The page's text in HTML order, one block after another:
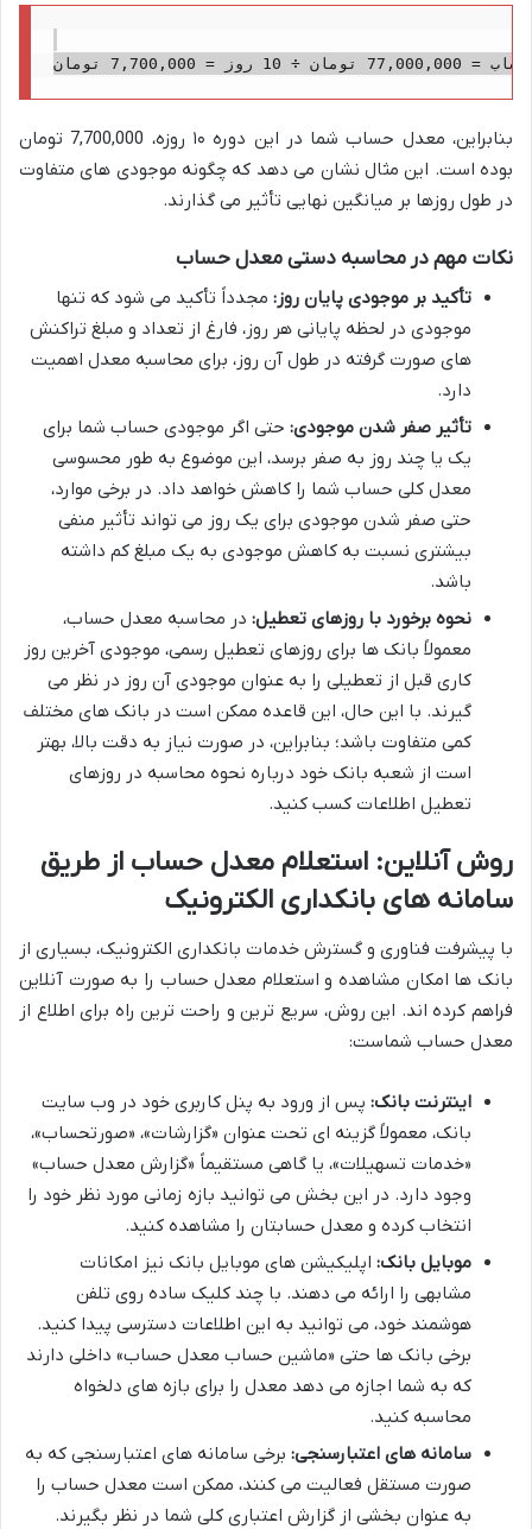
بنابراین، معدل حساب شما در این دوره ۱۰ روزه، 7,700,000 تومان
بوده است. این مثال نشان می دهد که چگونه موجودی های متفاوت
در طول روزها بر میانگین نهایی تأثیر می گذارند.
نکات مهم در محاسبه دستی معدل حساب
تأکید بر موجودی پایان روز: مجدداً تأکید می شود که تنها
موجودی در لحظه پایانی هر روز، فارغ از تعداد و مبلغ تراکنش
های صورت گرفته در طول آن روز، برای محاسبه معدل اهمیت
دارد.
تأثیر صفر شدن موجودی: حتی اگر موجودی حساب شما برای
یک یا چند روز به صفر برسد، این موضوع به طور محسوسی
معدل کلی حساب شما را کاهش خواهد داد. در برخی موارد،
حتی صفر شدن موجودی برای یک روز می تواند تأثیر منفی
بیشتری نسبت به کاهش موجودی به یک مبلغ کم داشته
باشد.
نحوه برخورد با روزهای تعطیل: در محاسبه معدل حساب،
معمولاً بانک ها برای روزهای تعطیل رسمی، موجودی آخرین روز
کاری قبل از تعطیلی را به عنوان موجودی آن روز در نظر می
گیرند. با این حال، این قاعده ممکن است در بانک های مختلف
کمی متفاوت باشد؛ بنابراین، در صورت نیاز به دقت بالا، بهتر
است از شعبه بانک خود درباره نحوه محاسبه در روزهای
تعطیل اطلاعات کسب کنید.
روش آنلاین: استعلام معدل حساب از طریق
سامانه های بانکداری الکترونیک
با پیشرفت فناوری و گسترش خدمات بانکداری الکترونیک، بسیاری از
بانک ها امکان مشاهده و استعلام معدل حساب را به صورت آنلاین
فراهم کرده اند. این روش، سریع ترین و راحت ترین راه برای اطلاع از
معدل حساب شماست:
اینترنت بانک: پس از ورود به پنل کاربری خود در وب سایت
بانک، معمولاً گزینه ای تحت عنوان «گزارشات»، «صورتحساب»،
«خدمات تسهیلات»، یا گاهی مستقیماً «گزارش معدل حساب»
وجود دارد. در این بخش می توانید بازه زمانی مورد نظر خود را
انتخاب کرده و معدل حسابتان را مشاهده کنید.
موبایل بانک: اپلیکیشن های موبایل بانک نیز امکانات
مشابهی را ارائه می دهند. با چند کلیک ساده روی تلفن
هوشمند خود، می توانید به این اطلاعات دسترسی پیدا کنید.
برخی بانک ها حتی «ماشین حساب معدل حساب» داخلی دارند
که به شما اجازه می دهد معدل را برای بازه های دلخواه
محاسبه کنید.
سامانه های اعتبارسنجی: برخی سامانه های اعتبارسنجی که به
صورت مستقل فعالیت می کنند، ممکن است معدل حساب را
به عنوان بخشی از گزارش اعتباری کلی شما در نظر بگیرند.